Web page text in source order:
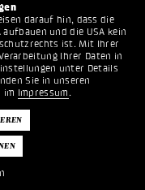
darauf hin, dass die
und die USA kein
ist. Mit Ihrer
Ihrer Daten in
unter Details
Sie in unseren
im Impressum .